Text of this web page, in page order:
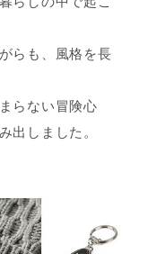
らも、風格を長
らない冒険心
出しました。